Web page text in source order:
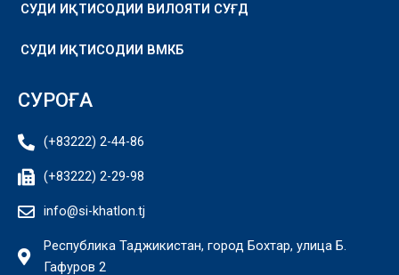
СУДИ ИҚТИСОДИИ ВИЛОЯТИ СУҒД
СУДИ ИҚТИСОДИИ ВМКБ
СУРОҒА
(+83222) 2-44-86
(+83222) 2-29-98
info@si-khatlon.tj
Республика Таджикистан, город Бохтар, улица Б.
Гафуров 2